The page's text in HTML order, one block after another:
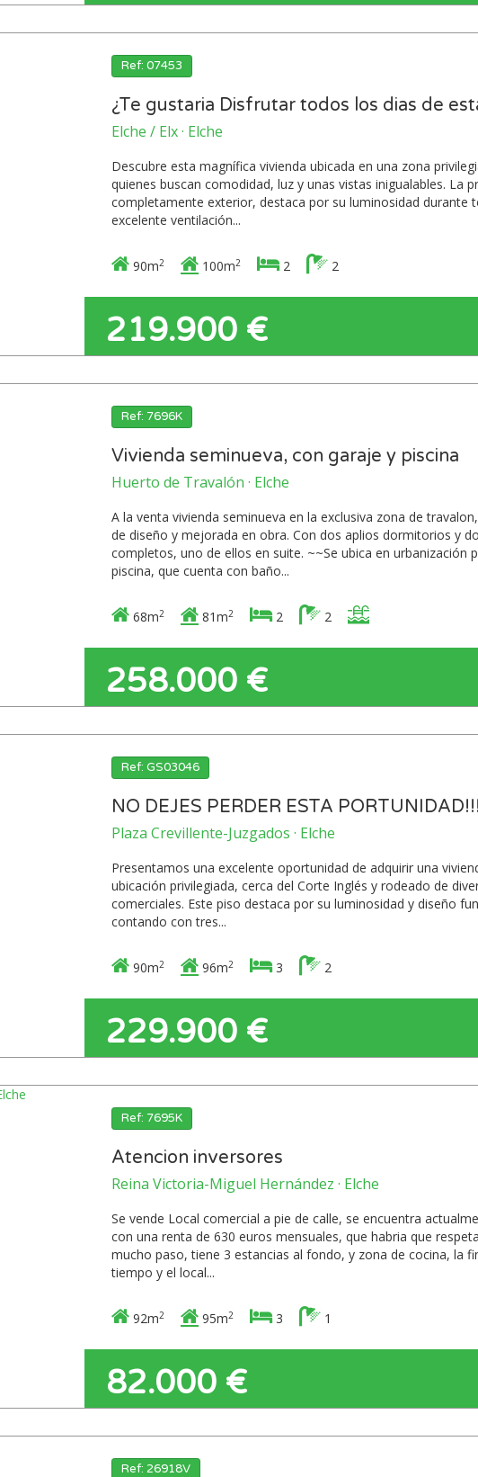
Ref: 07453
¿Te gustaria Disfrutar todos los dias de
Elche / Elx · Elche
Descubre esta magnífica vivienda ubicada en una zona
quienes buscan comodidad, luz y unas vistas inigualables. La
completamente exterior, destaca por su luminosidad durante
excelente ventilación...
90m2 100m2 2 2
219.900 €
Ref: 7696K
Vivienda seminueva, con garaje y piscina
Huerto de Travalón · Elche
A la venta vivienda seminueva en la exclusiva zona de
de diseño y mejorada en obra. Con dos aplios dormitorios y
completos, uno de ellos en suite. ~~Se ubica en urbanización
piscina, que cuenta con baño...
68m2 81m2 2 2
258.000 €
Ref: GS03046
NO DEJES PERDER ESTA
Plaza Crevillente-Juzgados · Elche
Presentamos una excelente oportunidad de adquirir una
ubicación privilegiada, cerca del Corte Inglés y rodeado de
comerciales. Este piso destaca por su luminosidad y diseño
contando con tres...
90m2 96m2 3 2
229.900 €
Ref: 7695K
Atencion inversores
Reina Victoria-Miguel Hernández · Elche
Se vende Local comercial a pie de calle, se encuentra
con una renta de 630 euros mensuales, que habria que
mucho paso, tiene 3 estancias al fondo, y zona de cocina, la
tiempo y el local...
92m2 95m2 3 1
82.000 €
Ref: 26918V